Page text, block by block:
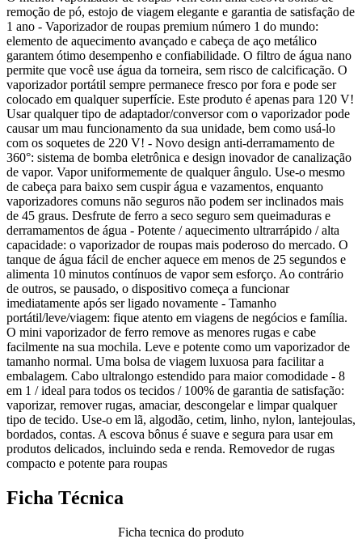
remoção de pó, estojo de viagem elegante e garantia de satisfação de
1 ano - Vaporizador de roupas premium número 1 do mundo:
elemento de aquecimento avançado e cabeça de aço metálico
garantem ótimo desempenho e confiabilidade. O filtro de água nano
permite que você use água da torneira, sem risco de calcificação. O
vaporizador portátil sempre permanece fresco por fora e pode ser
colocado em qualquer superfície. Este produto é apenas para 120 V!
Usar qualquer tipo de adaptador/conversor com o vaporizador pode
causar um mau funcionamento da sua unidade, bem como usá-lo
com os soquetes de 220 V! - Novo design anti-derramamento de
360°: sistema de bomba eletrônica e design inovador de canalização
de vapor. Vapor uniformemente de qualquer ângulo. Use-o mesmo
de cabeça para baixo sem cuspir água e vazamentos, enquanto
vaporizadores comuns não seguros não podem ser inclinados mais
de 45 graus. Desfrute de ferro a seco seguro sem queimaduras e
derramamentos de água - Potente / aquecimento ultrarrápido / alta
capacidade: o vaporizador de roupas mais poderoso do mercado. O
tanque de água fácil de encher aquece em menos de 25 segundos e
alimenta 10 minutos contínuos de vapor sem esforço. Ao contrário
de outros, se pausado, o dispositivo começa a funcionar
imediatamente após ser ligado novamente - Tamanho
portátil/leve/viagem: fique atento em viagens de negócios e família.
O mini vaporizador de ferro remove as menores rugas e cabe
facilmente na sua mochila. Leve e potente como um vaporizador de
tamanho normal. Uma bolsa de viagem luxuosa para facilitar a
embalagem. Cabo ultralongo estendido para maior comodidade - 8
em 1 / ideal para todos os tecidos / 100% de garantia de satisfação:
vaporizar, remover rugas, amaciar, descongelar e limpar qualquer
tipo de tecido. Use-o em lã, algodão, cetim, linho, nylon, lantejoulas,
bordados, contas. A escova bônus é suave e segura para usar em
produtos delicados, incluindo seda e renda. Removedor de rugas
compacto e potente para roupas
Ficha Técnica
Ficha tecnica do produto